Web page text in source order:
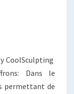
CoolSculpting
Dans le
permettant de